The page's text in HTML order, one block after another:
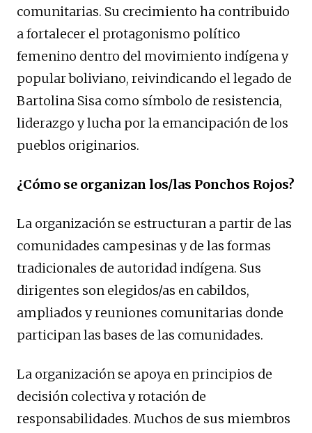
comunitarias. Su crecimiento ha contribuido
a fortalecer el protagonismo político
femenino dentro del movimiento indígena y
popular boliviano, reivindicando el legado de
Bartolina Sisa como símbolo de resistencia,
liderazgo y lucha por la emancipación de los
pueblos originarios.
¿Cómo se organizan los/las Ponchos Rojos?
La organización se estructuran a partir de las
comunidades campesinas y de las formas
tradicionales de autoridad indígena. Sus
dirigentes son elegidos/as en cabildos,
ampliados y reuniones comunitarias donde
participan las bases de las comunidades.
La organización se apoya en principios de
decisión colectiva y rotación de
responsabilidades. Muchos de sus miembros